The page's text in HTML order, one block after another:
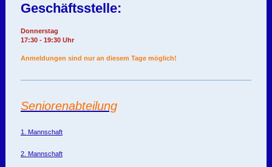
Geschäftsstelle:
Donnerstag
17:30 - 19:30 Uhr
Anmeldungen sind nur an diesem Tage möglich!
Seniorenabteilung
1. Mannschaft
2. Mannschaft